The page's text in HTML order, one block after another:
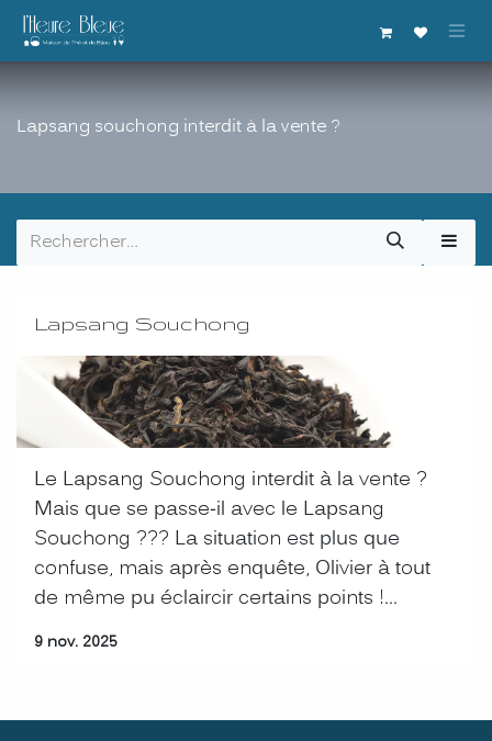
Se rendre au contenu
Lapsang souchong interdit à la vente ?
Lapsang Souchong
Le Lapsang Souchong interdit à la vente ?
Mais que se passe-il avec le Lapsang
Souchong ??? La situation est plus que
confuse, mais après enquête, Olivier à tout
de même pu éclaircir certains points !...
9 nov. 2025